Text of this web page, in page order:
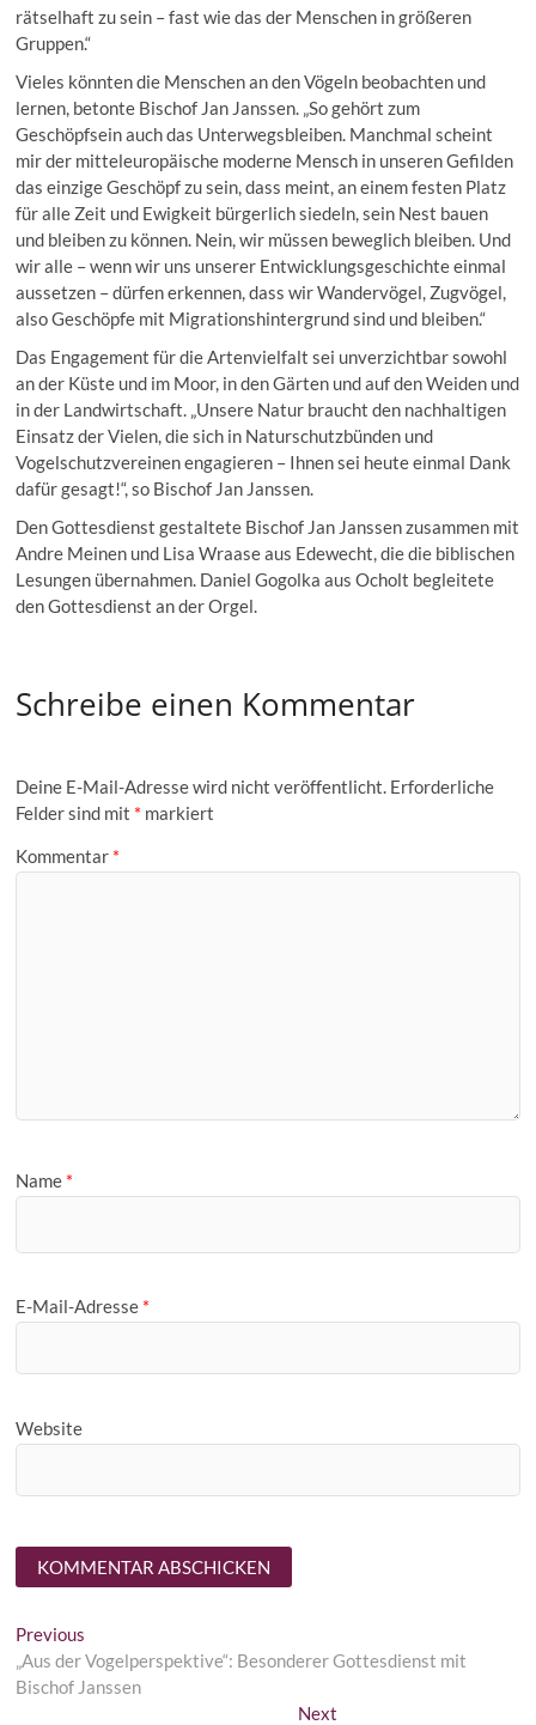
rätselhaft zu sein – fast wie das der Menschen in größeren
Gruppen.“
Vieles könnten die Menschen an den Vögeln beobachten und
lernen, betonte Bischof Jan Janssen. „So gehört zum
Geschöpfsein auch das Unterwegsbleiben. Manchmal scheint
mir der mitteleuropäische moderne Mensch in unseren Gefilden
das einzige Geschöpf zu sein, dass meint, an einem festen Platz
für alle Zeit und Ewigkeit bürgerlich siedeln, sein Nest bauen
und bleiben zu können. Nein, wir müssen beweglich bleiben. Und
wir alle – wenn wir uns unserer Entwicklungsgeschichte einmal
aussetzen – dürfen erkennen, dass wir Wandervögel, Zugvögel,
also Geschöpfe mit Migrationshintergrund sind und bleiben.“
Das Engagement für die Artenvielfalt sei unverzichtbar sowohl
an der Küste und im Moor, in den Gärten und auf den Weiden und
in der Landwirtschaft. „Unsere Natur braucht den nachhaltigen
Einsatz der Vielen, die sich in Naturschutzbünden und
Vogelschutzvereinen engagieren – Ihnen sei heute einmal Dank
dafür gesagt!“, so Bischof Jan Janssen.
Den Gottesdienst gestaltete Bischof Jan Janssen zusammen mit
Andre Meinen und Lisa Wraase aus Edewecht, die die biblischen
Lesungen übernahmen. Daniel Gogolka aus Ocholt begleitete
den Gottesdienst an der Orgel.
Schreibe einen Kommentar
Deine E-Mail-Adresse wird nicht veröffentlicht. Erforderliche
Felder sind mit * markiert
Kommentar *
Name *
E-Mail-Adresse *
Website
Beitragsnavigation
Previous
post:
„Aus der Vogelperspektive“: Besonderer Gottesdienst mit
Bischof Janssen
NextNext